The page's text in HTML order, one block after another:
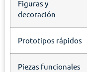
Figuras y
decoración
Prototipos rápidos
Piezas funcionales